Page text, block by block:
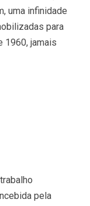
uma infinidade
para
1960, jamais
pela